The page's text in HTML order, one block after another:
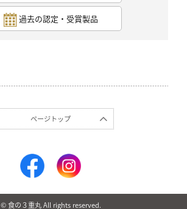
過去の認定・受賞製品
ページトップ
© 食の３重丸 All rights reserved.